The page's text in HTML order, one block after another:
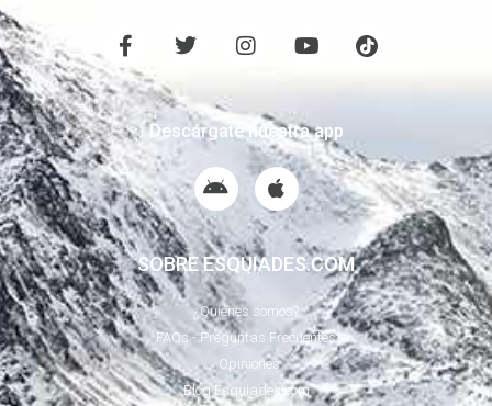
Descárgate nuestra app
SOBRE ESQUIADES.COM
¿Quiénes somos?
FAQs - Preguntas Frecuentes
Opiniones
Blog Esquiades.com